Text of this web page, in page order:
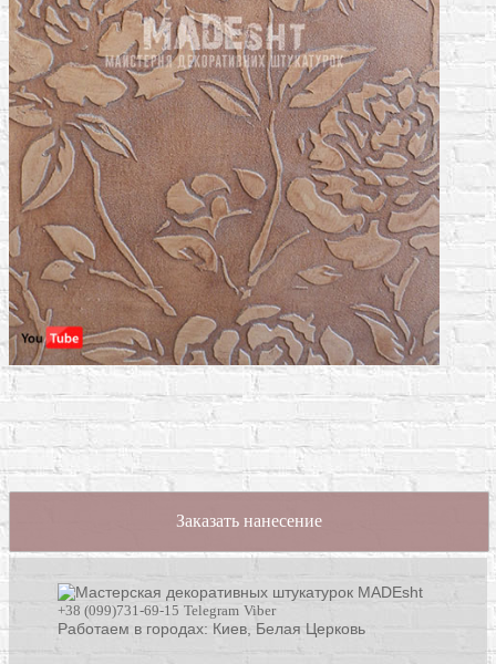
Заказать нанесение
+38 (099)731-69-15 Telegram Viber
Работаем в городах: Киев, Белая Церковь